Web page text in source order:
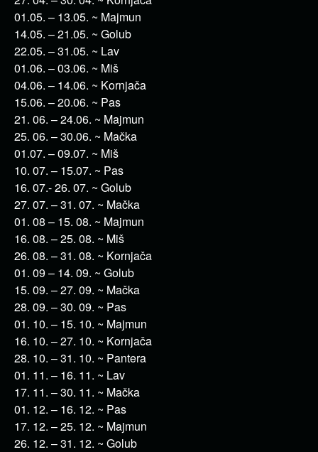
01.05. – 13.05. ~ Majmun
14.05. – 21.05. ~ Golub
22.05. – 31.05. ~ Lav
01.06. – 03.06. ~ Miš
04.06. – 14.06. ~ Kornjača
15.06. – 20.06. ~ Pas
21. 06. – 24.06. ~ Majmun
25. 06. – 30.06. ~ Mačka
01.07. – 09.07. ~ Miš
10. 07. – 15.07. ~ Pas
16. 07.- 26. 07. ~ Golub
27. 07. – 31. 07. ~ Mačka
01. 08 – 15. 08. ~ Majmun
16. 08. – 25. 08. ~ Miš
26. 08. – 31. 08. ~ Kornjača
01. 09 – 14. 09. ~ Golub
15. 09. – 27. 09. ~ Mačka
28. 09. – 30. 09. ~ Pas
01. 10. – 15. 10. ~ Majmun
16. 10. – 27. 10. ~ Kornjača
28. 10. – 31. 10. ~ Pantera
01. 11. – 16. 11. ~ Lav
17. 11. – 30. 11. ~ Mačka
01. 12. – 16. 12. ~ Pas
17. 12. – 25. 12. ~ Majmun
26. 12. – 31. 12. ~ Golub